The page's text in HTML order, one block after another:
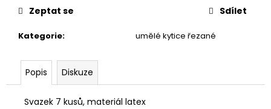
Kategorie: umělé kytice řezané
Zeptat se Sdílet
Popis Diskuze
Svazek 7 kusů, materiál latex